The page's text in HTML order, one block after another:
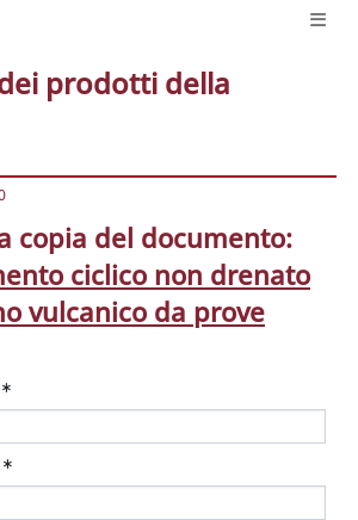
prodotti della
copia del documento:
ciclico non drenato
vulcanico da prove